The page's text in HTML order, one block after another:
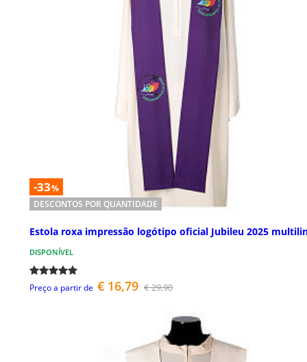
-33%
DESCONTOS POR QUANTIDADE
Estola roxa impressão logótipo oficial Jubileu 2025
DISPONÍVEL
Preço a partir de € 16,79 € 29,90